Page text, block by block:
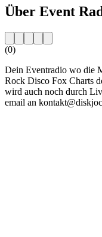
Über Event
(0)
Dein Eventradio wo die
Rock Disco Fox Charts
wird auch noch durch
email an